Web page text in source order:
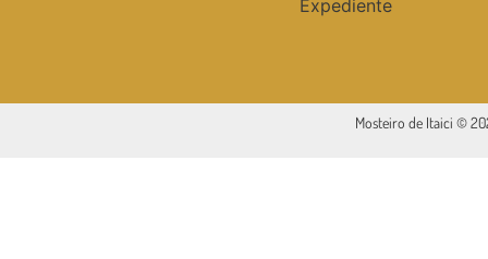
Expediente
Mosteiro de Itaici ©